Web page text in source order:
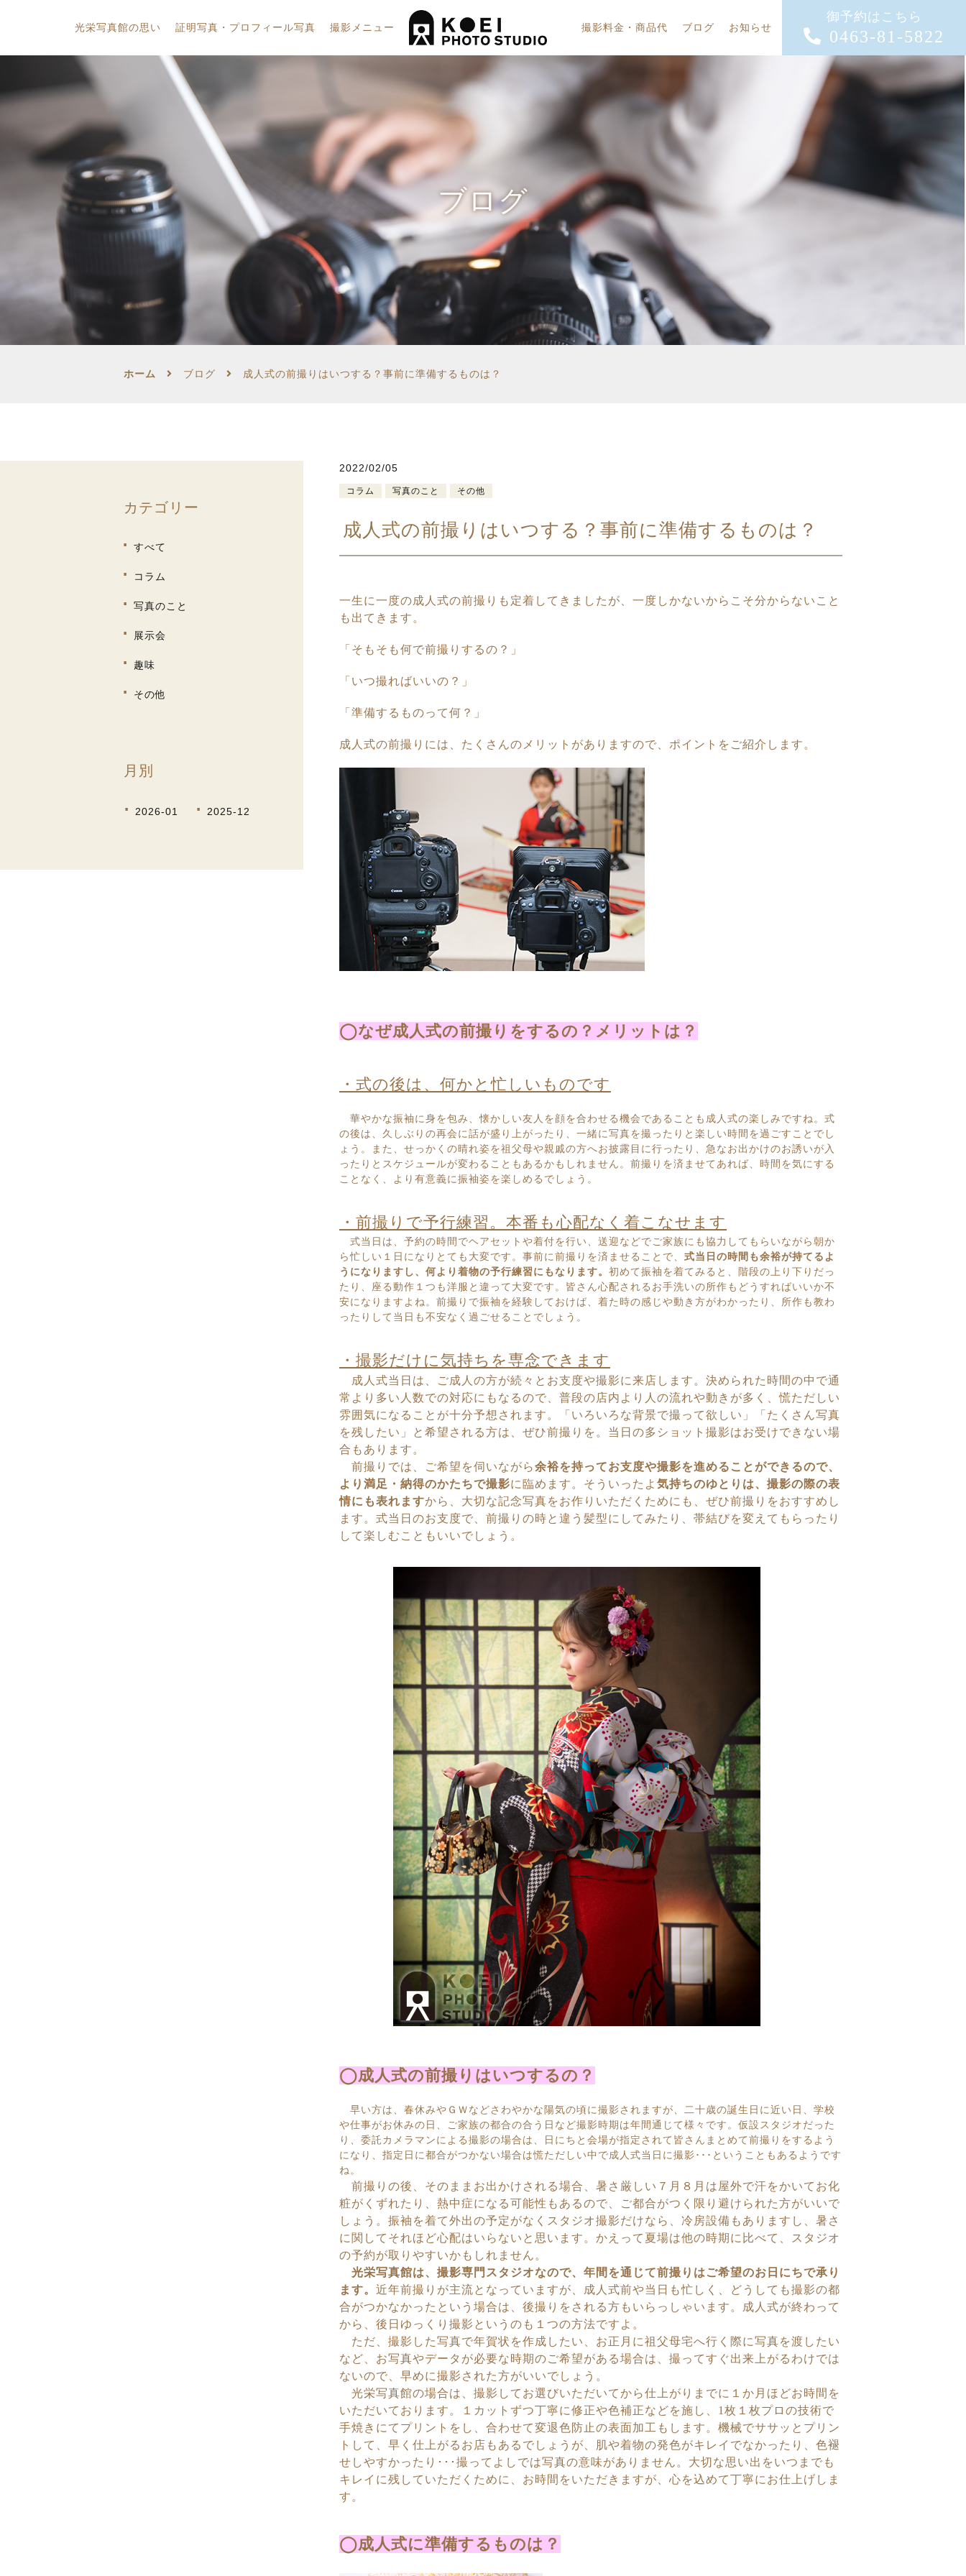
光栄写真館の思い 証明写真・プロフィール写真
証明写真焼き増し（メールオーダ
ー）
プロフィール写真(トータルスタイル) プロフィール写真(アップスタイル)
撮影メニュー
お宮詣り・百日祝 七五三
卒業・入園・入学 成人式
家族写真・グループ写真 長寿祝い・記念日・誕生日
撮影料金・商品代 ブログ お知らせ
御予約はこちら
0463-81-5822
ブログ
ホーム ブログ 成人式の前撮りはいつする？事前に準備するものは？
2022/02/05
コラム 写真のこと その他
成人式の前撮りはいつする？事前に準備するものは？
一生に一度の成人式の前撮りも定着してきましたが、一度しかないからこそ分からないこと
も出てきます。
「そもそも何で前撮りするの？」
「いつ撮ればいいの？」
「準備するものって何？」
成人式の前撮りには、たくさんのメリットがありますので、ポイントをご紹介します。
◯なぜ成人式の前撮りをするの？メリットは？
・式の後は、何かと忙しいものです
華やかな振袖に身を包み、懐かしい友人を顔を合わせる機会であることも成人式の楽しみですね。 式
の後は、久しぶりの再会に話が盛り上がったり、一緒に写真を撮ったりと楽しい時間を過ごすことで し
ょう。また、せっかくの晴れ姿を祖父母や親戚の方へお披露目に行ったり、急なお出かけのお誘いが 入
ったりとスケジュールが変わることもあるかもしれません。 前撮りを済ませてあれば、時間を気にする
ことなく、より有意義に振袖姿を楽しめるでしょう。
・前撮りで予行練習。本番も心配なく着こなせます
式当日は、予約の時間でヘアセットや着付を行い、送迎などでご家族にも協力してもらいながら朝か
ら忙しい１日になりとても大変です。事前に前撮りを済ませることで、 式当日の時間も余裕が持てるよ
うになりますし、何より着物の予行練習にもなります。 初めて振袖を着てみると、階段の上り下りだっ
たり、 座る動作１つも洋服と違って大変です。皆さん心配されるお手洗いの所作もどうすればいいか不
安になりますよね。 前撮りで振袖を経験しておけば、着た時の感じや動き方がわかったり、所作も教わ
ったりして当日も不安なく 過ごせることでしょう。
・撮影だけに気持ちを専念できます
成人式当日は、ご成人の方が続々とお支度や撮影に来店します。決められた時間の中で通
常より多い人数での対応にもなるので、普段の店内より人の流れや動きが多く、慌ただしい
雰囲気になることが十分予想されます。
「いろいろな背景で撮って欲しい」「たくさん写真
を残したい」と希望される方は、ぜひ前撮りを。 当日の多ショット撮影はお受けできない場
合もあります。
前撮りでは、ご希望を伺いながら余裕を持ってお支度や撮影を進めることができるので、
より満足・納得のかたちで撮影に臨めます。そういったよ 気持ちのゆとりは、撮影の際の表
情にも表れますから、 大切な記念写真をお作りいただく ためにも、ぜひ前撮りをおすすめし
ます。式当日のお支度で、前撮りの時と違う髪型にしてみたり、帯結びを変えて もらったり
して楽しむこともいいでしょう。
◯成人式の前撮りはいつするの？
早い方は、春休みやＧＷなどさわやかな陽気の頃に撮影されますが、二十歳の誕生日に近い日、学校
や仕事がお休みの日、 ご家族の都合の合う日など撮影時期は年間通じて様々です。 仮設スタジオだった
り、委託カメラマンによる撮影の場合は、日にちと会場が指定されて皆さんまとめて前撮りをする よう
になり、指定日に都合がつかない場合は慌ただしい中で成人式当日に撮影･･･ということもあるようです
ね。
前撮りの後、そのままお出かけされる場合、暑さ厳しい７月８月は屋外で汗をかいてお化
粧がくずれたり、熱中症になる可能性もあるので、ご都合がつく限り避けられた方がいいで
しょう。振袖を着て外出の予定がなくスタジオ撮影だけなら、 冷房設備もありますし、暑さ
に関してそれほど心配はいらないと思います。かえって夏場は他の時期に比べて、スタジオ
の予約が取りやすいかもしれません。
光栄写真館は、撮影専門スタジオなので、年間を通じて前撮りはご希望のお日にちで承り
ます。 近年前撮りが主流となっていますが、成人式前や当日も忙しく、どうしても撮影の都
合がつかなかったという場合は、 後撮りをされる方もいらっしゃいます。成人式が終わって
から、後日ゆっくり撮影というのも１つの方法ですよ。
ただ、撮影した写真で年賀状を作成したい、お正月に祖父母宅へ行く際に写真を渡したい
など、お写真やデータが必要な時期のご希望がある場合は、撮ってすぐ出来上がるわけでは
ないので、早めに撮影された方がいいでしょう。
光栄写真館の場合は、撮影してお選びいただいてから仕上がりまでに１か月ほどお時間を
いただいております。
１カットずつ丁寧に修正や色補正などを施し、 1 枚１枚プロの技術で
手焼きにてプリントをし、合わせて変退色防止の表面加工もします。機械でササッとプリン
トして、早く仕上がるお店もあるでしょうが、肌や着物の発色がキレイでなかったり、 色褪
せしやすかったり･･･撮ってよしでは写真の意味がありません。大切な思い出をいつまでも
キレイに残していただくために、 お時間をいただきますが、心を込めて丁寧にお仕上げしま
す。
◯成人式に準備するものは？
カテゴリー
すべて
コラム
写真のこと
展示会
趣味
その他
月別
2026-01 2025-12